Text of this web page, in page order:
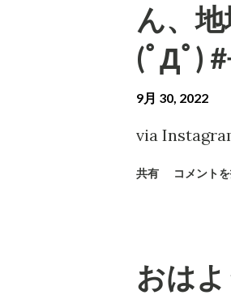
ん、
(ﾟДﾟ)
9月 30, 2022
via
共有 コメント
おは